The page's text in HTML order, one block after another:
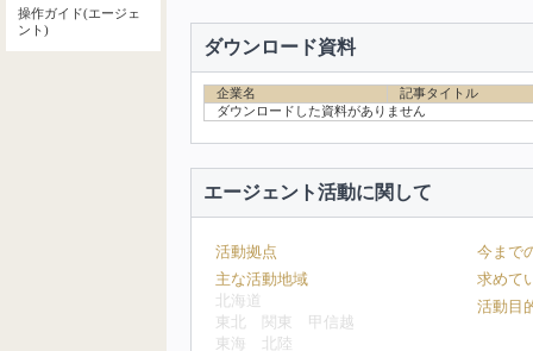
操作ガイド(エージェ
ント)
ダウンロード資料
企業名
記事タイトル
ダウンロードした資料がありません
エージェント活動に関して
活動拠点
主な活動地域
北海道
東北
関東
甲信越
東海
北陸
今まで
求めて
活動目